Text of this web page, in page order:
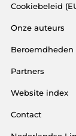
Cookiebeleid
Onze auteurs
Beroemdheden
Partners
Website index
Contact